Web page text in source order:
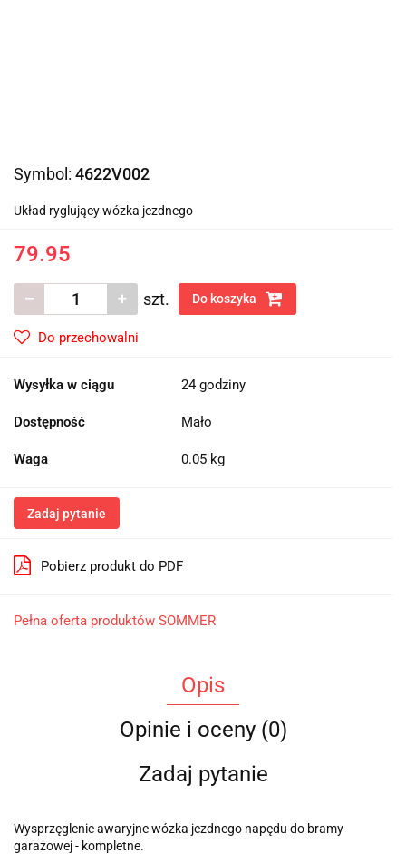
Symbol: 4622V002
Układ ryglujący wózka jezdnego
79.95
szt. Do koszyka
Do przechowalni
Wysyłka w ciągu 24 godziny
Dostępność Mało
Waga 0.05 kg
Zadaj pytanie
Pobierz produkt do PDF
Pełna oferta produktów SOMMER
Opis
Opinie i oceny (0)
Zadaj pytanie
Wysprzęglenie awaryjne wózka jezdnego napędu do bramy
garażowej - kompletne.